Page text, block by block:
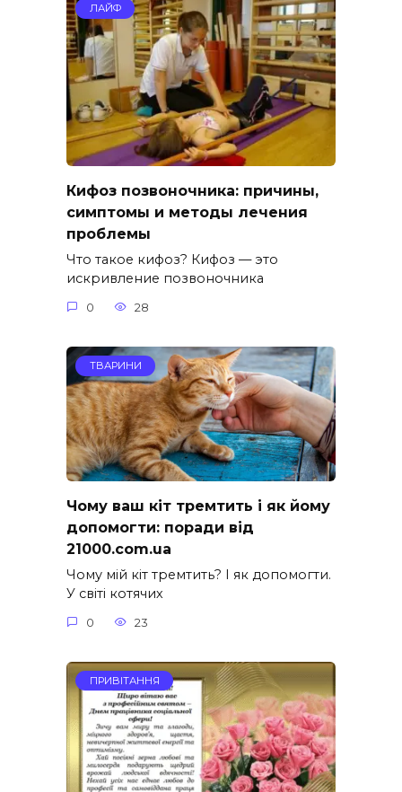
ЛАЙФ
Кифоз позвоночника: причины,
симптомы и методы лечения
проблемы
Что такое кифоз? Кифоз — это
искривление позвоночника
0 28
ТВАРИНИ
Чому ваш кіт тремтить і як йому
допомогти: поради від
21000.com.ua
Чому мій кіт тремтить? І як допомогти.
У світі котячих
0 23
ПРИВІТАННЯ